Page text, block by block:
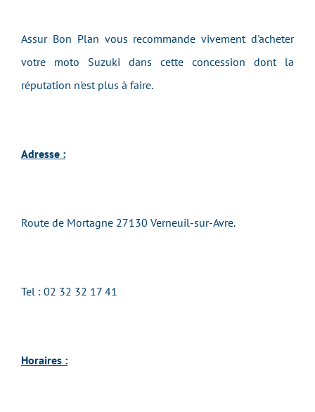
Assur Bon Plan vous recommande vivement d'acheter
votre moto Suzuki dans cette concession dont la
réputation n'est plus à faire.
Adresse :
Route de Mortagne 27130 Verneuil-sur-Avre.
Tel : 02 32 32 17 41
Horaires :